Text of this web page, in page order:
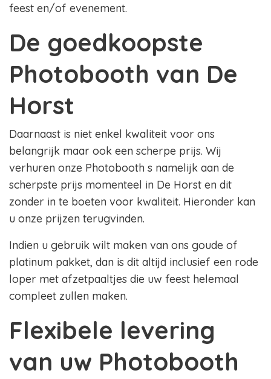
feest en/of evenement.
De goedkoopste
Photobooth van De
Horst
Daarnaast is niet enkel kwaliteit voor ons
belangrijk maar ook een scherpe prijs. Wij
verhuren onze Photobooth s namelijk aan de
scherpste prijs momenteel in De Horst en dit
zonder in te boeten voor kwaliteit. Hieronder kan
u onze prijzen terugvinden.
Indien u gebruik wilt maken van ons goude of
platinum pakket, dan is dit altijd inclusief een rode
loper met afzetpaaltjes die uw feest helemaal
compleet zullen maken.
Flexibele levering
van uw Photobooth